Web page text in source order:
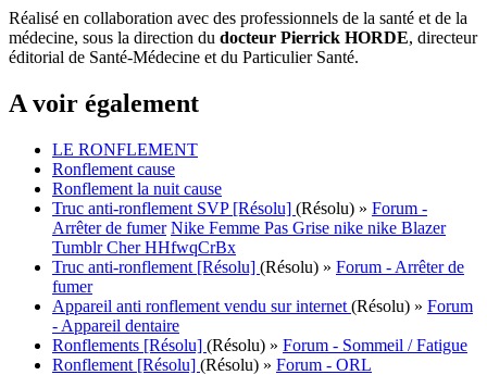
Réalisé en collaboration avec des professionnels de la santé et de la
médecine, sous la direction du docteur Pierrick HORDE, directeur
éditorial de Santé-Médecine et du Particulier Santé.
A voir également
LE RONFLEMENT
Ronflement cause
Ronflement la nuit cause
Truc anti-ronflement SVP [Résolu] (Résolu) » Forum -
Arrêter de fumer Nike Femme Pas Grise nike nike Blazer
Tumblr Cher HHfwqCrBx
Truc anti-ronflement [Résolu] (Résolu) » Forum - Arrêter de
fumer
Appareil anti ronflement vendu sur internet (Résolu) » Forum
- Appareil dentaire
Ronflements [Résolu] (Résolu) » Forum - Sommeil / Fatigue
Ronflement [Résolu] (Résolu) » Forum - ORL